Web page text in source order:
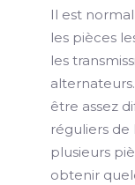
Il est
les pièces
les
être assez
réguliers de
plusieurs
obtenir